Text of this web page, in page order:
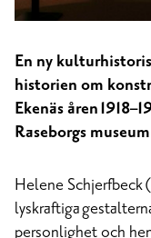
En ny
historien om
Ekenäs åren
Raseborgs
Helene Schjerfbeck
lyskraftiga
personlighet och